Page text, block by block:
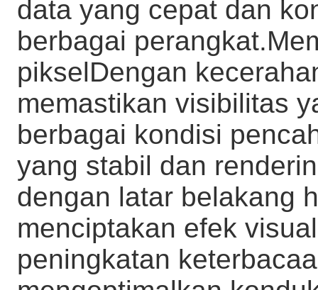
data yang cepat dan
berbagai
pikselDengan
memastikan visibilitas
berbagai kondisi
yang stabil dan
dengan latar belakang
menciptakan efek
peningkatan